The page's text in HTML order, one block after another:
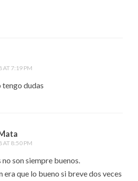
AT 7:19 PM
dudas
AT 8:50 PM
son siempre buenos.
era que lo bueno si breve dos veces